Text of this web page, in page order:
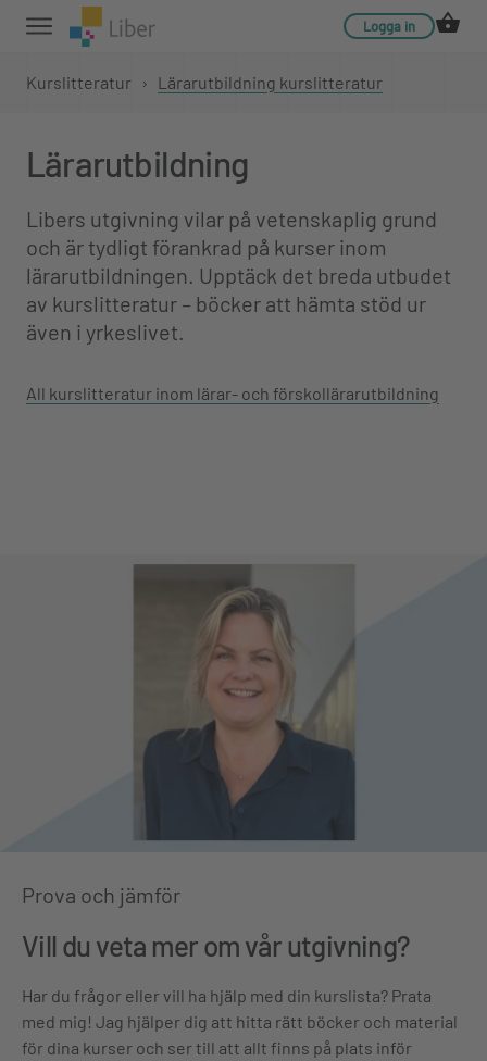
Logga in
Kurslitteratur › Lärarutbildning kurslitteratur
Lärarutbildning
Libers utgivning vilar på vetenskaplig grund
och är tydligt förankrad på kurser inom
lärarutbildningen. Upptäck det breda utbudet
av kurslitteratur – böcker att hämta stöd ur
även i yrkeslivet.
All kurslitteratur inom lärar- och förskollärarutbildning
Prova och jämför
Vill du veta mer om vår utgivning?
Har du frågor eller vill ha hjälp med din kurslista? Prata
med mig! Jag hjälper dig att hitta rätt böcker och material
för dina kurser och ser till att allt finns på plats inför